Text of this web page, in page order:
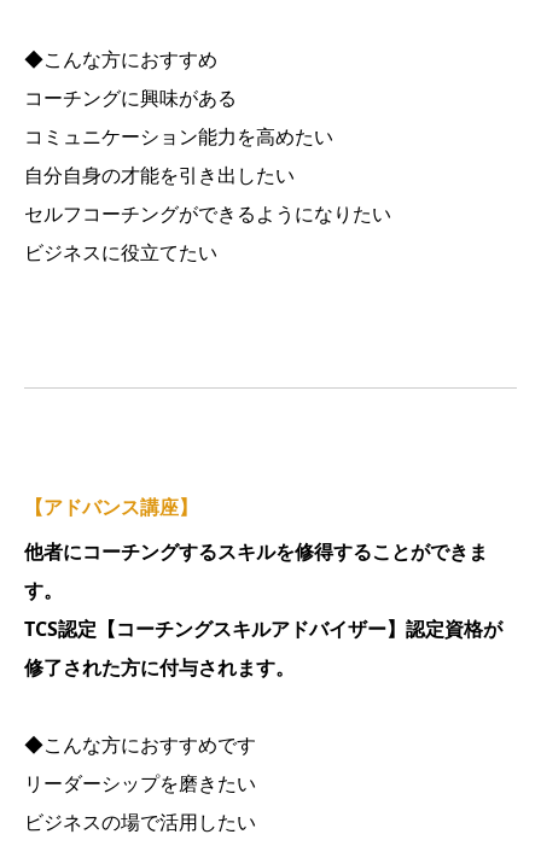
◆こんな方におすすめ
コーチングに興味がある
コミュニケーション能力を高めたい
自分自身の才能を引き出したい
セルフコーチングができるようになりたい
ビジネスに役立てたい
【アドバンス講座】
他者にコーチングするスキルを修得することができま
す。
TCS認定【コーチングスキルアドバイザー】認定資格が
修了された方に付与されます。
◆こんな方におすすめです
リーダーシップを磨きたい
ビジネスの場で活用したい